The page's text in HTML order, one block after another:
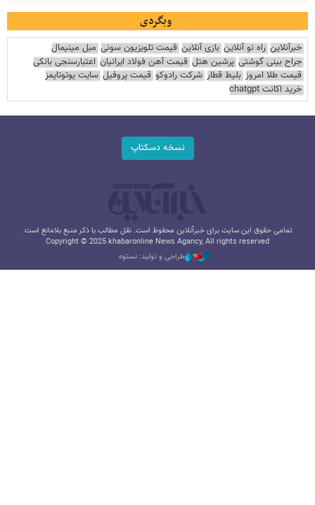
وبگردی
خبرآنلاین راه نو آنلاین بازی آنلاین قیمت تلویزیون سونی مبل مینیمال
جراح بینی گوشتی پرشین هتل قیمت آهن فولاد ایرانیان اعتبارسنجی بانکی
قیمت طلا امروز بلیط قطار شرکت رادوکو قیمت پروفیل سایت یوتوتایمز
خرید اکانت chatgpt
نسخه دسکتاپ
تمامی حقوق این سایت برای خبرآنلاین محفوظ است. نقل مطالب با ذکر منبع بلامانع است.
Copyright © 2025 khabaronline News Agancy, All rights reserved
طراحی و تولید: نستوه